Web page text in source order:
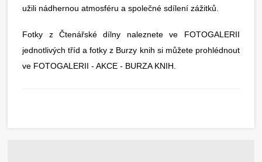
užili nádhernou atmosféru a společné sdílení zážitků.
Fotky z Čtenářské dílny naleznete ve FOTOGALERII
jednotlivých tříd a fotky z Burzy knih si můžete prohlédnout
ve FOTOGALERII - AKCE - BURZA KNIH.